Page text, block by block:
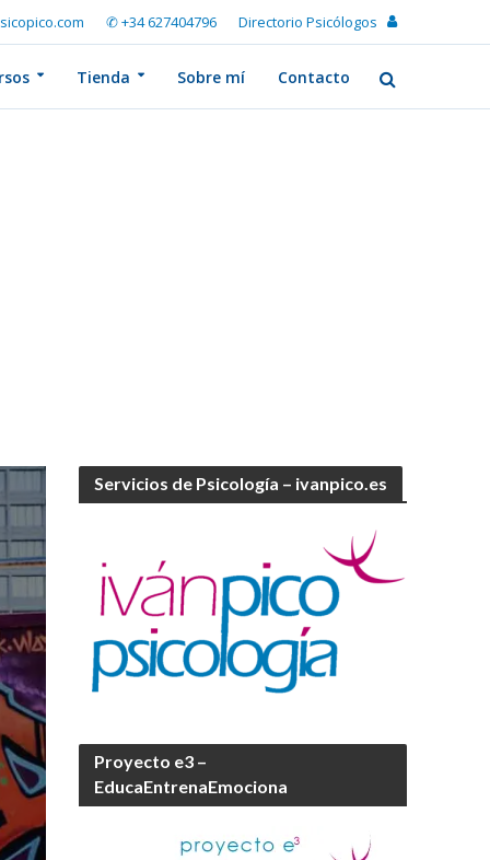
✆ +34 627404796 Directorio Psicólogos
Tienda Sobre mí Contacto
Servicios de Psicología – ivanpico.es
Proyecto e3 –
EducaEntrenaEmociona